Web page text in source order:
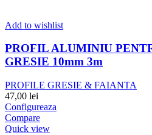
Add to wishlist
PROFIL ALUMINIU
GRESIE 10mm 3m
PROFILE GRESIE & FAIANTA
47,00 lei
Configureaza
Compare
Quick view